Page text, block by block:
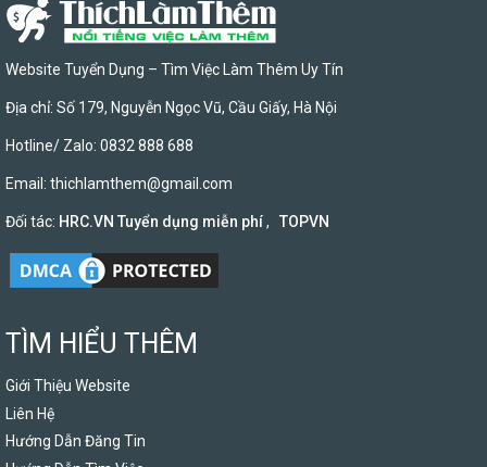
Website Tuyển Dụng – Tìm Việc Làm Thêm Uy Tín
Địa chỉ: Số 179, Nguyễn Ngọc Vũ, Cầu Giấy, Hà Nội
Hotline/ Zalo: 0832 888 688
Email: thichlamthem@gmail.com
Đối tác: HRC.VN Tuyển dụng miễn phí, TOPVN
TÌM HIỂU THÊM
Giới Thiệu Website
Liên Hệ
Hướng Dẫn Đăng Tin